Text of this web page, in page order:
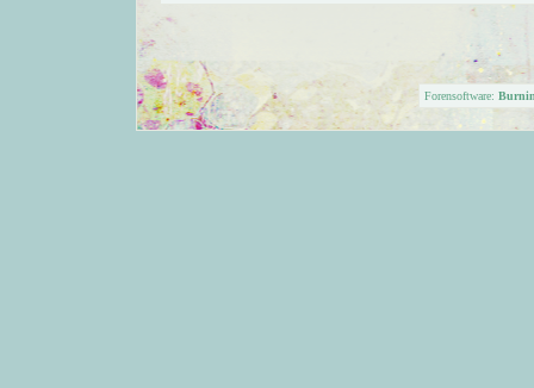
Forensoftware: